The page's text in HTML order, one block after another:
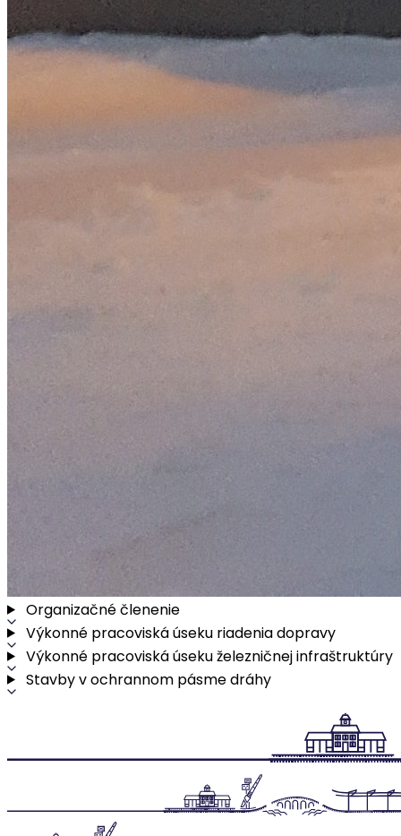
Organizačné členenie
Výkonné pracoviská úseku riadenia dopravy
Výkonné pracoviská úseku železničnej infraštruktúry
Stavby v ochrannom pásme dráhy